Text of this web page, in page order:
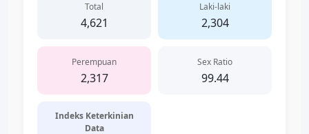
Total
4,621
Laki-laki
2,304
Perempuan
2,317
Sex Ratio
99.44
Indeks Keterkinian
Data